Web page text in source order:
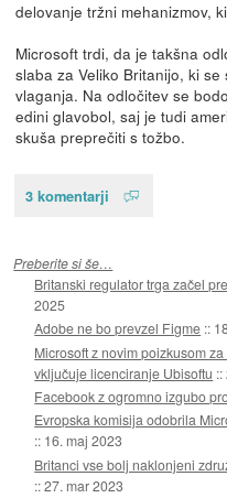
delovanje tržni mehanizmov,
Microsoft trdi, da je takšna
slaba za Veliko Britanijo, ki
vlaganja. Na odločitev se
edini glavobol, saj je tudi
skuša preprečiti s tožbo.
3 komentarji
Preberite si še…
Britanski regulator trga začel
2025
Adobe ne bo prevzel Figme ::
Microsoft z novim poizkusom
vključuje licenciranje Ubisoftu ::
Facebook z ogromno izgubo
Evropska komisija odobrila
:: 16. maj 2023
Britanci vse bolj naklonjeni
::27. mar 2023